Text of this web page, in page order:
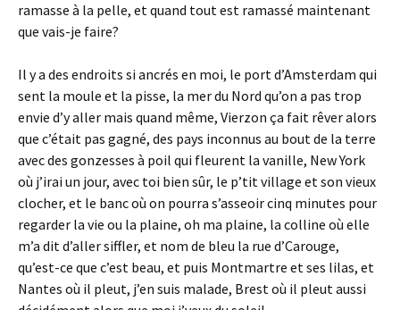
ramasse à la pelle, et quand tout est ramassé maintenant
que vais-je faire?
Il y a des endroits si ancrés en moi, le port d’Amsterdam qui
sent la moule et la pisse, la mer du Nord qu’on a pas trop
envie d’y aller mais quand même, Vierzon ça fait rêver alors
que c’était pas gagné, des pays inconnus au bout de la terre
avec des gonzesses à poil qui fleurent la vanille, New York
où j’irai un jour, avec toi bien sûr, le p’tit village et son vieux
clocher, et le banc où on pourra s’asseoir cinq minutes pour
regarder la vie ou la plaine, oh ma plaine, la colline où elle
m’a dit d’aller siffler, et nom de bleu la rue d’Carouge,
qu’est-ce que c’est beau, et puis Montmartre et ses lilas, et
Nantes où il pleut, j’en suis malade, Brest où il pleut aussi